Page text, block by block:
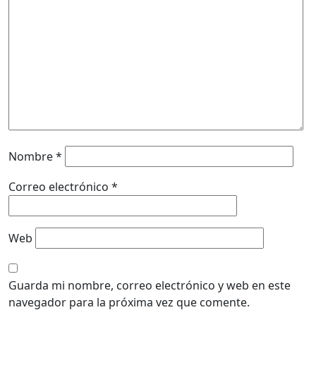
Nombre*
Correo electrónico *
Web
Guarda mi nombre, correo electrónico y web en este
navegador para la próxima vez que comente.